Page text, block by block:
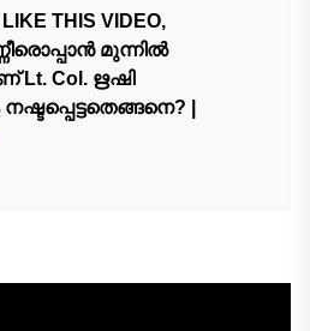
THIS VIDEO,
മുന്നിൽ
Lt. Col. ഋഷി
|